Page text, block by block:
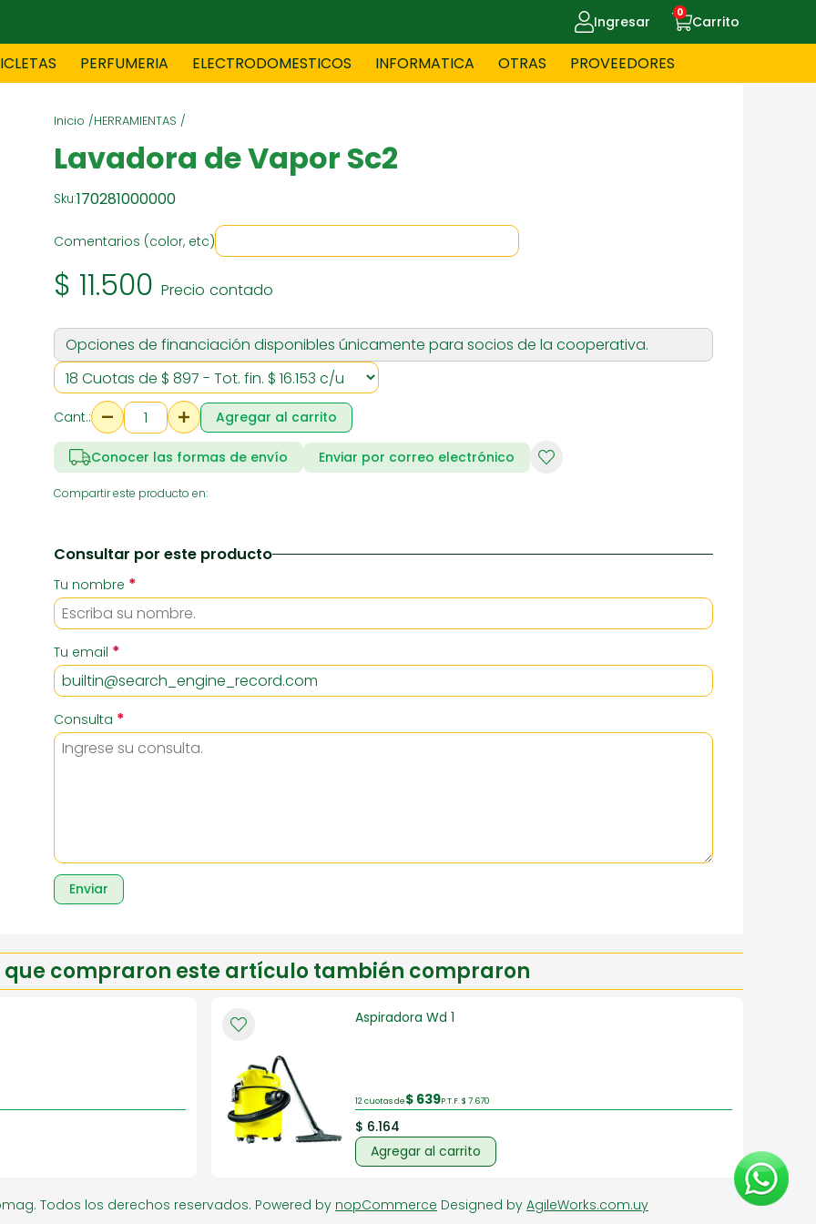
Ingresar Carrito
0
PERFUMERIA ELECTRODOMESTICOS INFORMATICA OTRAS
BLANCO BOUTIQUE MASCOTAS
ELECTRODOMESTICOS FITNESS
MUEBLERIA NIÑOS - BEBES
SUPERMERCADO ZAPATERIA DE DAMAS
PROVEEDORES
Inicio /HERRAMIENTAS /
Lavadora de Vapor Sc2
Sku:170281000000
Comentarios (color, etc)
$ 11.500 Precio contado
Opciones de financiación disponibles únicamente para socios de la cooperativa.
Cant.: Agregar al carrito
Conocer las formas de envío Enviar por correo electrónico
Compartir este producto en:
Consultar por este producto
Tu nombre *
Tu email *
Consulta *
Enviar
que compraron este artículo también compraron
Aspiradora Wd 1
12 cuotas de$ 639P.T.F. $ 7.670
$ 6.164
Agregar al carrito
Todos los derechos reservados. Powered by nopCommerce Designed by AgileWorks.com.uy